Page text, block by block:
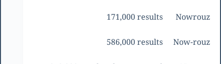
Nowrouz
171,000 results
Now-rouz
586,000 results